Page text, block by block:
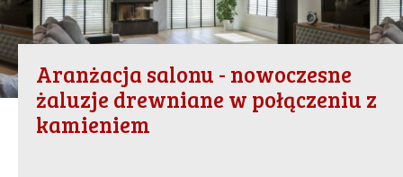
Aranżacja salonu - nowoczesne
żaluzje drewniane w połączeniu z
kamieniem